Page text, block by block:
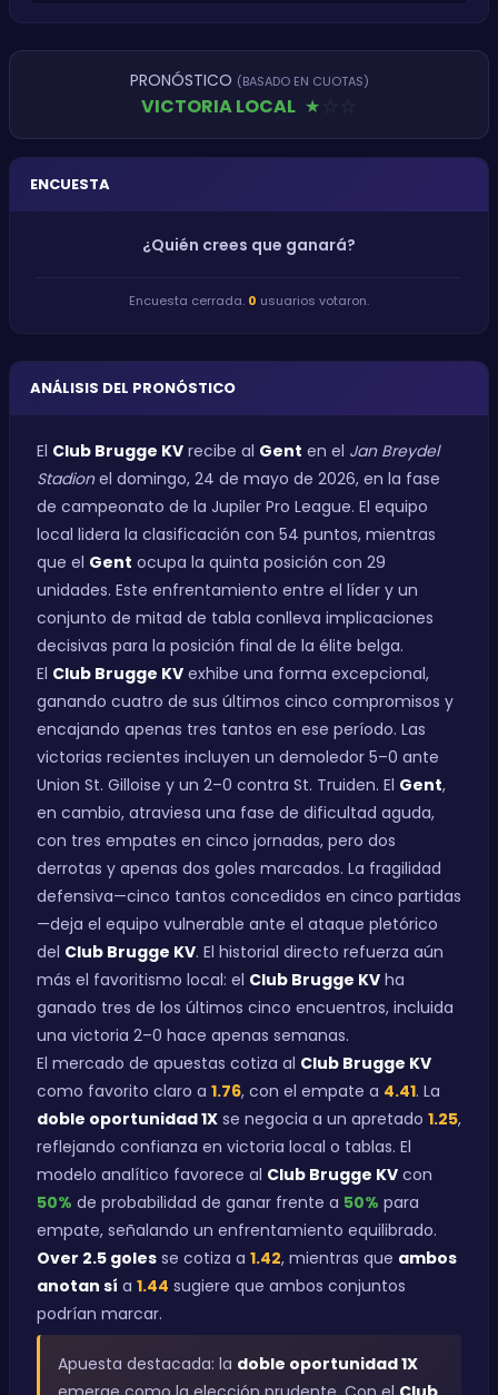
PRONÓSTICO (BASADO EN CUOTAS)
VICTORIA LOCAL ★ ★ ★
ENCUESTA
¿Quién crees que ganará?
Encuesta cerrada. 0 usuarios votaron.
ANÁLISIS DEL PRONÓSTICO
El Club Brugge KV recibe al Gent en el Jan Breydel
Stadionel domingo, 24 de mayo de 2026, en la fase
de campeonato de la Jupiler Pro League. El equipo
local lidera la clasificación con 54 puntos, mientras
que el Gent ocupa la quinta posición con 29
unidades. Este enfrentamiento entre el líder y un
conjunto de mitad de tabla conlleva implicaciones
decisivas para la posición final de la élite belga.
El Club Brugge KV exhibe una forma excepcional,
ganando cuatro de sus últimos cinco compromisos y
encajando apenas tres tantos en ese período. Las
victorias recientes incluyen un demoledor 5–0 ante
Union St. Gilloise y un 2–0 contra St. Truiden. El Gent,
en cambio, atraviesa una fase de dificultad aguda,
con tres empates en cinco jornadas, pero dos
derrotas y apenas dos goles marcados. La fragilidad
defensiva—cinco tantos concedidos en cinco partidas
—deja el equipo vulnerable ante el ataque pletórico
del Club Brugge KV. El historial directo refuerza aún
más el favoritismo local: el Club Brugge KV ha
ganado tres de los últimos cinco encuentros, incluida
una victoria 2–0 hace apenas semanas.
El mercado de apuestas cotiza al Club Brugge KV
como favorito claro a 1.76, con el empate a 4.41. La
doble oportunidad 1X se negocia a un apretado 1.25,
reflejando confianza en victoria local o tablas. El
modelo analítico favorece al Club Brugge KV con
50% de probabilidad de ganar frente a 50% para
empate, señalando un enfrentamiento equilibrado.
Over 2.5 goles se cotiza a 1.42, mientras que ambos
anotan sí a 1.44 sugiere que ambos conjuntos
podrían marcar.
Apuesta destacada: la doble oportunidad 1X